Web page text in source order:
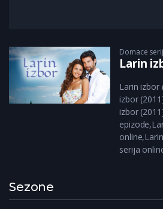
Domace
Larin
Larin izbor
izbor
izbor
serija
Sezone